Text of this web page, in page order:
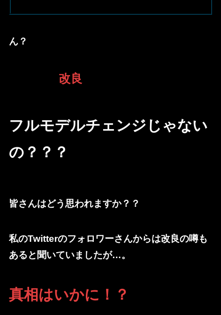
ん？
改良
フルモデルチェンジじゃない
の？？？
皆さんはどう思われますか？？
私のTwitterのフォロワーさんからは改良の噂も
あると聞いていましたが…。
真相はいかに！？